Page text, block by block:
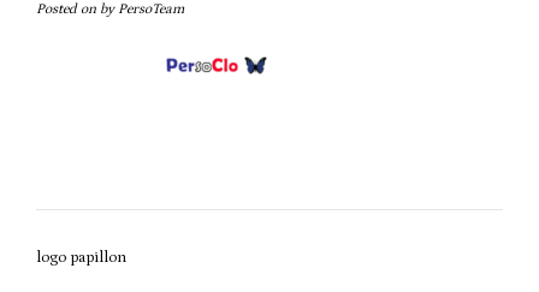
Posted on by PersoTeam
Post
logo papillon